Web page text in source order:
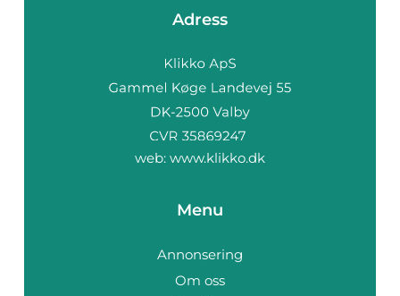
Adress
web: www.klikko.dk
Menu
Annonsering
Om oss